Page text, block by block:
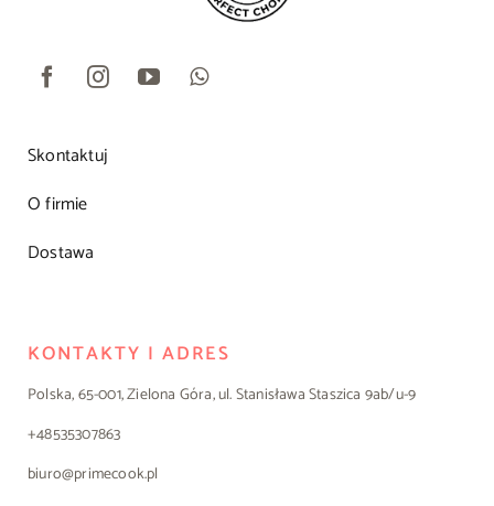
Skontaktuj
O firmie
Dostawa
KONTAKTY I ADRES
Polska, 65-001, Zielona Góra, ul. Stanisława Staszica 9ab/u-9
+48535307863
biuro@primecook.pl